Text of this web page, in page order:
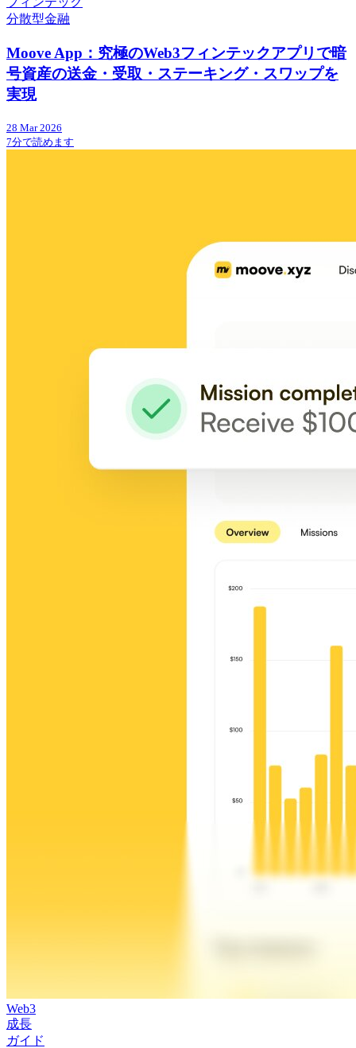
分散型金融
Moove App：究極のWeb3フィンテックアプリで暗
号資産の送金・受取・ステーキング・スワップを
実現
28 Mar 2026
7分で読めます
Web3
成長
ガイド